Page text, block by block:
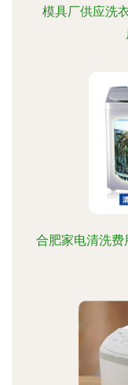
模具厂供应洗
合肥家电清洗